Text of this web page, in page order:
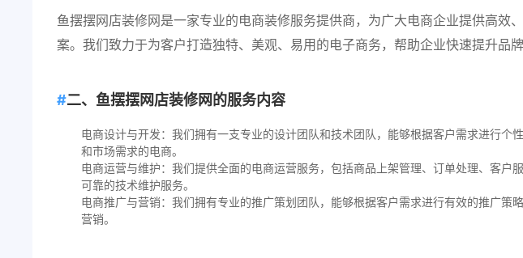
鱼摆摆网店装修网是一家专业的电商装修服务提供商，为广大电商企业提供高效
案。我们致力于为客户打造独特、美观、易用的电子商务，帮助企业快速提升品牌
二、鱼摆摆网店装修网的服务内容
电商设计与开发：我们拥有一支专业的设计团队和技术团队，能够根据客户需求进行个
和市场需求的电商。
电商运营与维护：我们提供全面的电商运营服务，包括商品上架管理、订单处理、客户
可靠的技术维护服务。
电商推广与营销：我们拥有专业的推广策划团队，能够根据客户需求进行有效的推广策
营销。